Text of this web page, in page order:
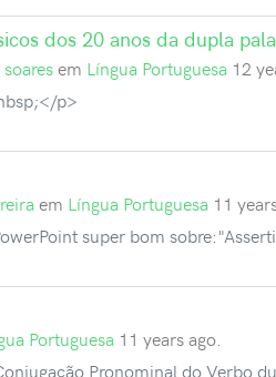
dos 20 anos da dupla
em Língua Portuguesa 12
p>
em Língua Portuguesa 11
super bom
Portuguesa 11 years ago.
Pronominal do Verbo